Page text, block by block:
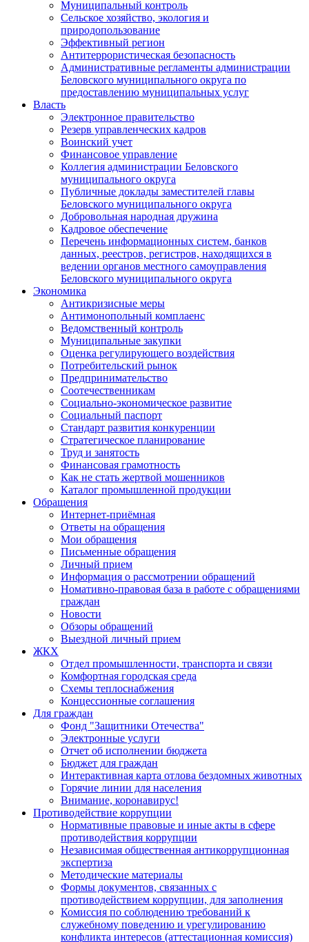
Муниципальный контроль
Сельское хозяйство, экология и
природопользование
Эффективный регион
Антитеррористическая безопасность
Административные регламенты администрации
Беловского муниципального округа по
предоставлению муниципальных услуг
Власть
Электронное правительство
Резерв управленческих кадров
Воинский учет
Финансовое управление
Коллегия администрации Беловского
муниципального округа
Публичные доклады заместителей главы
Беловского муниципального округа
Добровольная народная дружина
Кадровое обеспечение
Перечень информационных систем, банков
данных, реестров, регистров, находящихся в
ведении органов местного самоуправления
Беловского муниципального округа
Экономика
Антикризисные меры
Антимонопольный комплаенс
Ведомственный контроль
Муниципальные закупки
Оценка регулирующего воздействия
Потребительский рынок
Предпринимательство
Соотечественникам
Социально-экономическое развитие
Социальный паспорт
Стандарт развития конкуренции
Стратегическое планирование
Труд и занятость
Финансовая грамотность
Как не стать жертвой мошенников
Каталог промышленной продукции
Обращения
Интернет-приёмная
Ответы на обращения
Мои обращения
Письменные обращения
Личный прием
Информация о рассмотрении обращений
Номативно-правовая база в работе с обращениями
граждан
Новости
Обзоры обращений
Выездной личный прием
ЖКХ
Отдел промышленности, транспорта и связи
Комфортная городская среда
Схемы теплоснабжения
Концессионные соглашения
Для граждан
Фонд "Защитники Отечества"
Электронные услуги
Отчет об исполнении бюджета
Бюджет для граждан
Интерактивная карта отлова бездомных животных
Горячие линии для населения
Внимание, коронавирус!
Противодействие коррупции
Нормативные правовые и иные акты в сфере
противодействия коррупции
Независимая общественная антикоррупционная
экспертиза
Методические материалы
Формы документов, связанных с
противодействием коррупции, для заполнения
Комиссия по соблюдению требований к
служебному поведению и урегулированию
конфликта интересов (аттестационная комиссия)